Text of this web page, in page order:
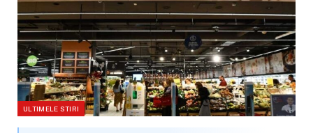
ULTIMELE STIRI